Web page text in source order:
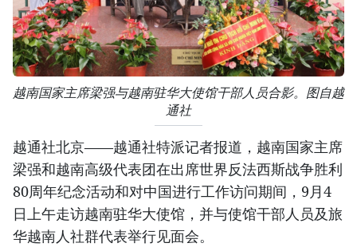
越南国家主席梁强与越南驻华大使馆干部人员合影。图自越
通社
越通社北京——越通社特派记者报道，越南国家主席
梁强和越南高级代表团在出席世界反法西斯战争胜利
80周年纪念活动和对中国进行工作访问期间，9月4
日上午走访越南驻华大使馆，并与使馆干部人员及旅
华越南人社群代表举行见面会。